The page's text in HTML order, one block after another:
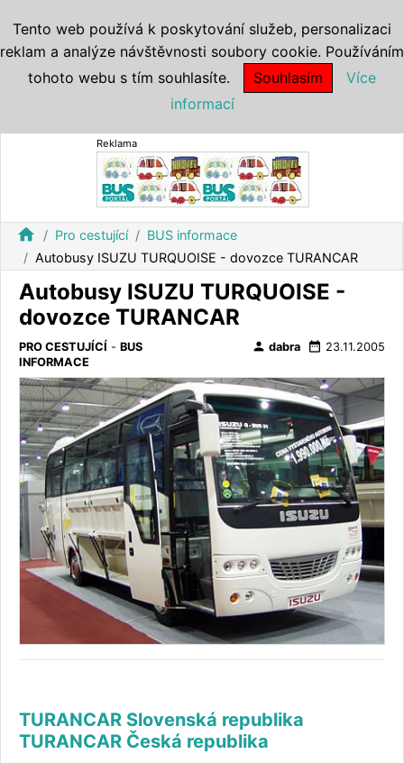
Reklama
home Pro cestující
BUS informace
Autobusy ISUZU TURQUOISE - dovozce TURANCAR
Autobusy ISUZU TURQUOISE -
dovozce TURANCAR
PRO CESTUJÍCÍ - BUS
INFORMACE
person dabra date_range 23.11.2005
TURANCAR Slovenská republika
TURANCAR Česká republika
Tento web používá k poskytování služeb, personalizaci
reklam a analýze návštěvnosti soubory cookie. Používáním
tohoto webu s tím souhlasíte.
Souhlasím
Více
informací